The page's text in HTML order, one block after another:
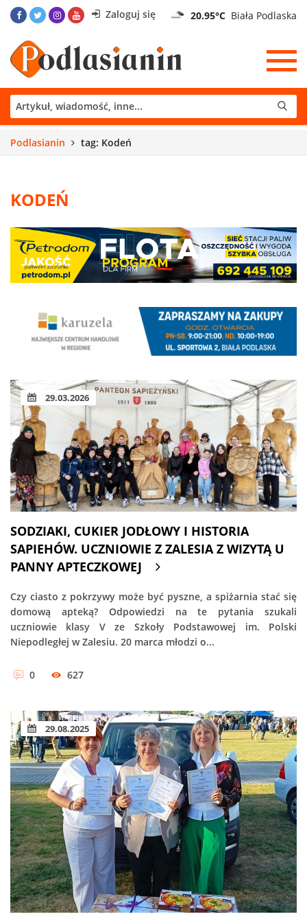
Zaloguj się 20.95°C Biała Podlaska
Podlasianin tag: Kodeń
KODEŃ
29.03.2026
SODZIAKI, CUKIER JODŁOWY I HISTORIA
SAPIEHÓW. UCZNIOWIE Z ZALESIA Z WIZYTĄ U
PANNY APTECZKOWEJ
Czy ciasto z pokrzywy może być pyszne, a spiżarnia stać się
domową apteką? Odpowiedzi na te pytania szukali
uczniowie klasy V ze Szkoły Podstawowej im. Polski
Niepodległej w Zalesiu. 20 marca młodzi o...
0 627
29.08.2025